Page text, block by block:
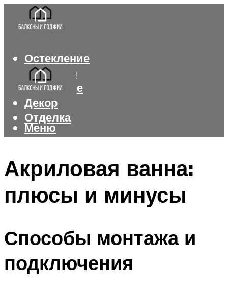
Остекление
Интерьер
Утепление
Декор
Отделка
Меню
Акриловая ванна:
плюсы и минусы
Способы монтажа и
подключения